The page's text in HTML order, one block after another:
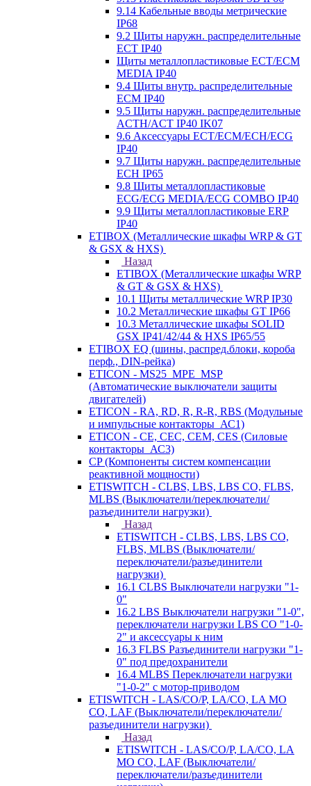
9.14 Кабельные вводы метрические
IP68
9.2 Щиты наружн. распределительные
ECT IP40
Щиты металлопластиковые ECT/ECM
MEDIA IP40
9.4 Щиты внутр. распределительные
ECМ IP40
9.5 Щиты наружн. распределительные
ACTH/ACT IP40 IK07
9.6 Аксессуары ECT/ECM/ECH/ECG
IP40
9.7 Щиты наружн. распределительные
ECH IP65
9.8 Щиты металлопластиковые
ECG/ECG MEDIA/ECG COMBO IP40
9.9 Щиты металлопластиковые ERP
IP40
ETIBOX (Металлические шкафы WRP & GT
& GSX & HXS)
Назад
ETIBOX (Металлические шкафы WRP
& GT & GSX & HXS)
10.1 Щиты металлические WRP IP30
10.2 Металлические шкафы GT IP66
10.3 Металлические шкафы SOLID
GSX IP41/42/44 & HXS IP65/55
ETIBOX EQ (шины, распред.блоки, короба
перф., DIN-рейка)
ETICON - MS25_MPE_MSP
(Автоматические выключатели защиты
двигателей)
ETICON - RA, RD, R, R-R, RBS (Модульные
и импульсные контакторы_АС1)
ETICON - CE, CEC, CEM, CES (Силовые
контакторы_АС3)
CP (Компоненты систем компенсации
реактивной мощности)
ETISWITCH - CLBS, LBS, LBS CO, FLBS,
MLBS (Выключатели/переключатели/
разъединители нагрузки)
Назад
ETISWITCH - CLBS, LBS, LBS CO,
FLBS, MLBS (Выключатели/
переключатели/разъединители
нагрузки)
16.1 CLBS Выключатели нагрузки "1-
0"
16.2 LBS Выключатели нагрузки "1-0",
переключатели нагрузки LBS CO "1-0-
2" и аксессуары к ним
16.3 FLBS Разъединители нагрузки "1-
0" под предохранители
16.4 MLBS Переключатели нагрузки
"1-0-2" с мотор-приводом
ETISWITCH - LAS/CO/P, LA/CO, LA MO
CO, LAF (Выключатели/переключатели/
разъединители нагрузки)
Назад
ETISWITCH - LAS/CO/P, LA/CO, LA
MO CO, LAF (Выключатели/
переключатели/разъединители